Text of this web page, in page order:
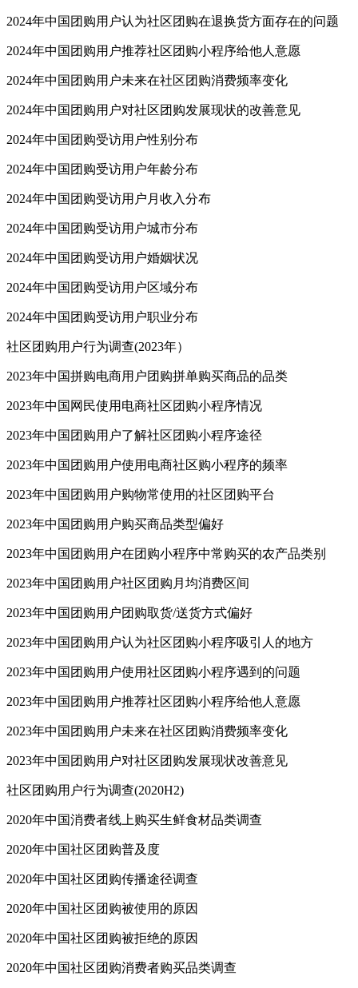
2024年中国团购用户认为社区团购在退换货方面存在的问题
2024年中国团购用户推荐社区团购小程序给他人意愿
2024年中国团购用户未来在社区团购消费频率变化
2024年中国团购用户对社区团购发展现状的改善意见
2024年中国团购受访用户性别分布
2024年中国团购受访用户年龄分布
2024年中国团购受访用户月收入分布
2024年中国团购受访用户城市分布
2024年中国团购受访用户婚姻状况
2024年中国团购受访用户区域分布
2024年中国团购受访用户职业分布
社区团购用户行为调查(2023年）
2023年中国拼购电商用户团购拼单购买商品的品类
2023年中国网民使用电商社区团购小程序情况
2023年中国团购用户了解社区团购小程序途径
2023年中国团购用户使用电商社区购小程序的频率
2023年中国团购用户购物常使用的社区团购平台
2023年中国团购用户购买商品类型偏好
2023年中国团购用户在团购小程序中常购买的农产品类别
2023年中国团购用户社区团购月均消费区间
2023年中国团购用户团购取货/送货方式偏好
2023年中国团购用户认为社区团购小程序吸引人的地方
2023年中国团购用户使用社区团购小程序遇到的问题
2023年中国团购用户推荐社区团购小程序给他人意愿
2023年中国团购用户未来在社区团购消费频率变化
2023年中国团购用户对社区团购发展现状改善意见
社区团购用户行为调查(2020H2)
2020年中国消费者线上购买生鲜食材品类调查
2020年中国社区团购普及度
2020年中国社区团购传播途径调查
2020年中国社区团购被使用的原因
2020年中国社区团购被拒绝的原因
2020年中国社区团购消费者购买品类调查